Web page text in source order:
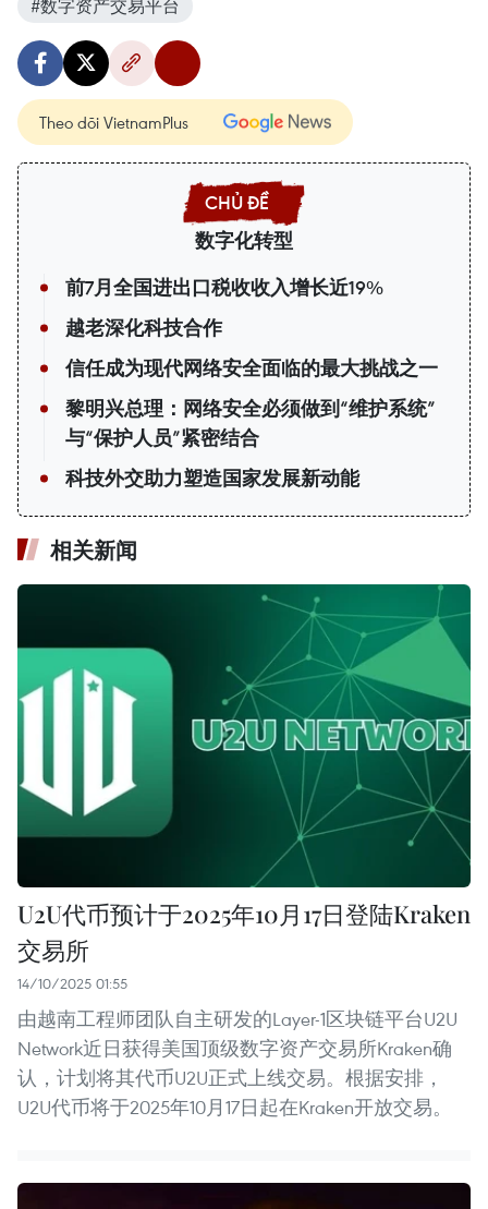
#数字资产交易平台
Theo dõi VietnamPlus
数字化转型
前7月全国进出口税收收入增长近19%
越老深化科技合作
信任成为现代网络安全面临的最大挑战之一
黎明兴总理：网络安全必须做到“维护系统”
与“保护人员”紧密结合
科技外交助力塑造国家发展新动能
相关新闻
U2U代币预计于2025年10月17日登陆Kraken
交易所
14/10/2025 01:55
由越南工程师团队自主研发的Layer-1区块链平台U2U
Network近日获得美国顶级数字资产交易所Kraken确
认，计划将其代币U2U正式上线交易。根据安排，
U2U代币将于2025年10月17日起在Kraken开放交易。